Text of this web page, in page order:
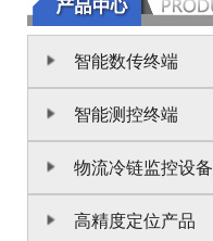
智能数传终端
智能测控终端
物流冷链监控设备
高精度定位产品